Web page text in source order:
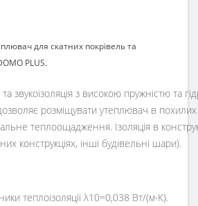
для скатних покрівель та
PLUS.
звукоізоляція з високою пружністю
розміщувати утеплювач в
теплоощадження. Ізоляція в
конструкціях, інші будівельні шари).
теплоізоляціїλ10=0,038 Вт/(м∙К).